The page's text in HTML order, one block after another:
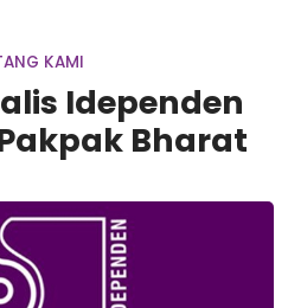
KAMI
Idependen
Bharat